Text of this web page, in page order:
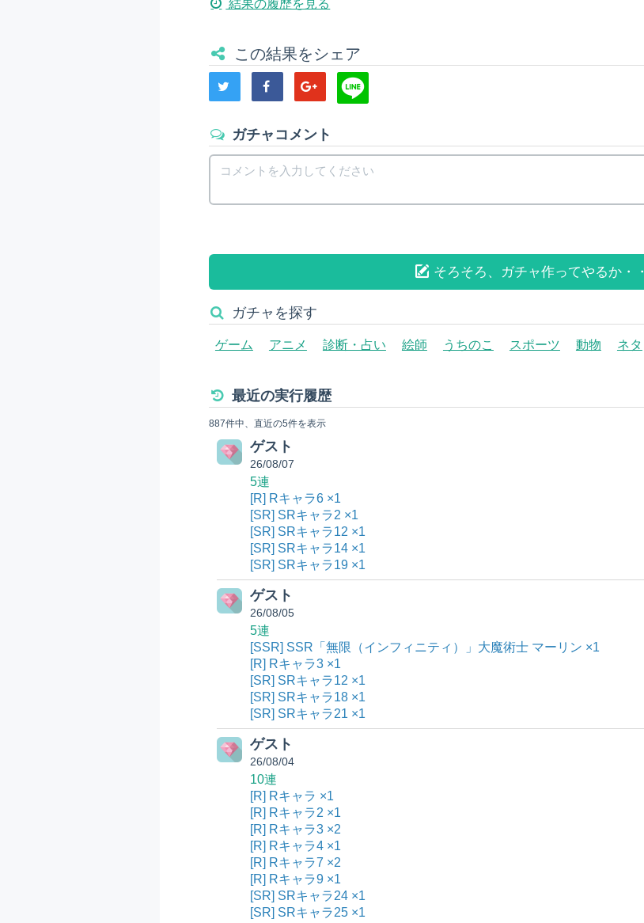
結果の履歴を見る
この結果をシェア
ガチャコメント
そろそろ、ガチャ作ってやるか・・
ガチャを探す
ゲーム アニメ 診断・占い 絵師 うちのこ スポーツ 動物 ネタ
最近の実行履歴
887件中、直近の5件を表示
ゲスト
26/08/07
5連
[R] Rキャラ6 ×1
[SR] SRキャラ2 ×1
[SR] SRキャラ12 ×1
[SR] SRキャラ14 ×1
[SR] SRキャラ19 ×1
ゲスト
26/08/05
5連
[SSR] SSR「無限（インフィニティ）」大魔術士 マーリン ×1
[R] Rキャラ3 ×1
[SR] SRキャラ12 ×1
[SR] SRキャラ18 ×1
[SR] SRキャラ21 ×1
ゲスト
26/08/04
10連
[R] Rキャラ ×1
[R] Rキャラ2 ×1
[R] Rキャラ3 ×2
[R] Rキャラ4 ×1
[R] Rキャラ7 ×2
[R] Rキャラ9 ×1
[SR] SRキャラ24 ×1
[SR] SRキャラ25 ×1